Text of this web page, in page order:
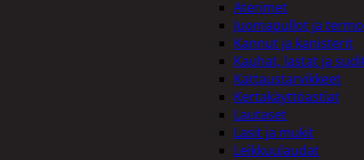
Aterimet
Juomapullot ja
Kannut ja kanisterit
Kauhat, lastat ja
Kattaustarvikkeet
Kertakäyttöastiat
Lautaset
Lasit ja mukit
Leikkuulaudat